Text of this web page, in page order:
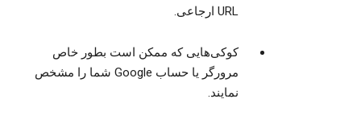
URL ارجاعی.
کوکی‌هایی که ممکن است بطور خاص
مرورگر یا حساب Google شما را مشخص
نمایند.